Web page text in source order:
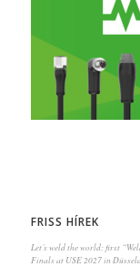
FRISS HÍREK
Let’s weld the world: first
Finals at USE 2027 in